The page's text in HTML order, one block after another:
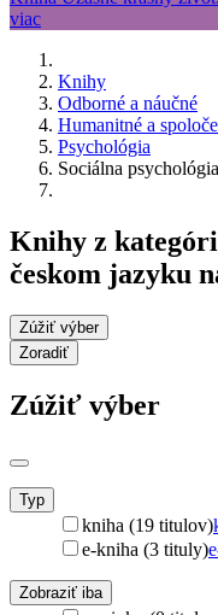
Knihy
Odborné a náučné
Humanitné a
Psychológia
Sociálna psychológia
Knihy z
českom jazyku
Zúžiť výber
Zoradiť
Zúžiť výber
Typ
kniha (19 titulov)
e-kniha (3 tituly)
Zobraziť iba